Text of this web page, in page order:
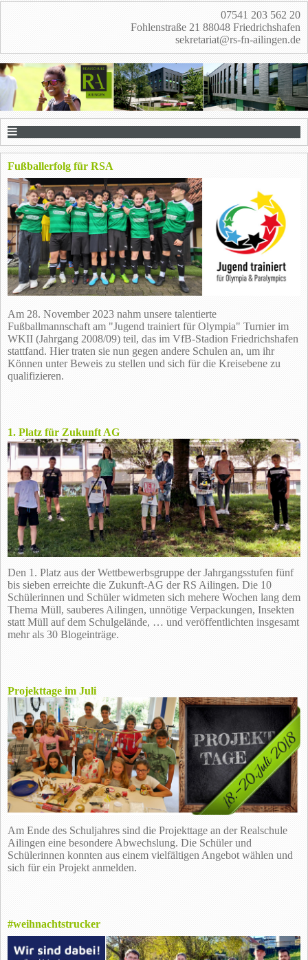
07541 203 562 20
Fohlenstraße 21 88048 Friedrichshafen
sekretariat@rs-fn-ailingen.de
Fußballerfolg für RSA
Am 28. November 2023 nahm unsere talentierte
Fußballmannschaft am "Jugend trainiert für Olympia" Turnier im
WKII (Jahrgang 2008/09) teil, das im VfB-Stadion Friedrichshafen
stattfand. Hier traten sie nun gegen andere Schulen an, um ihr
Können unter Beweis zu stellen und sich für die Kreisebene zu
qualifizieren.
1. Platz für Zukunft AG
Den 1. Platz aus der Wettbewerbsgruppe der Jahrgangsstufen fünf
bis sieben erreichte die Zukunft-AG der RS Ailingen. Die 10
Schülerinnen und Schüler widmeten sich mehere Wochen lang dem
Thema Müll, sauberes Ailingen, unnötige Verpackungen, Insekten
statt Müll auf dem Schulgelände, … und veröffentlichten insgesamt
mehr als 30 Blogeinträge.
Projekttage im Juli
Am Ende des Schuljahres sind die Projekttage an der Realschule
Ailingen eine besondere Abwechslung. Die Schüler und
Schülerinnen konnten aus einem vielfältigen Angebot wählen und
sich für ein Projekt anmelden.
#weihnachtstrucker